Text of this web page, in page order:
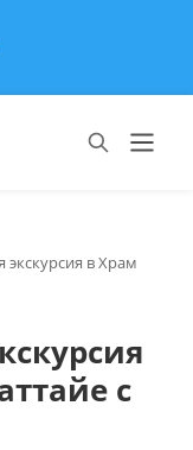
экскурсия в Храм
с